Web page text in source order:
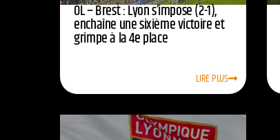
OL – Brest : Lyon s’impose (2-1),
enchaîne une sixième victoire et
grimpe à la 4e place
LIRE PLUS